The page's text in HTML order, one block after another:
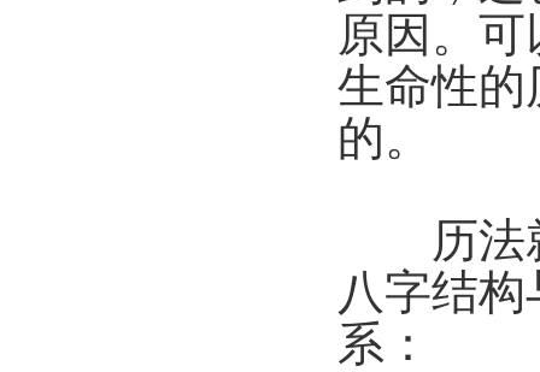
原因。
生命性的
的。
历法就
八字结
系：